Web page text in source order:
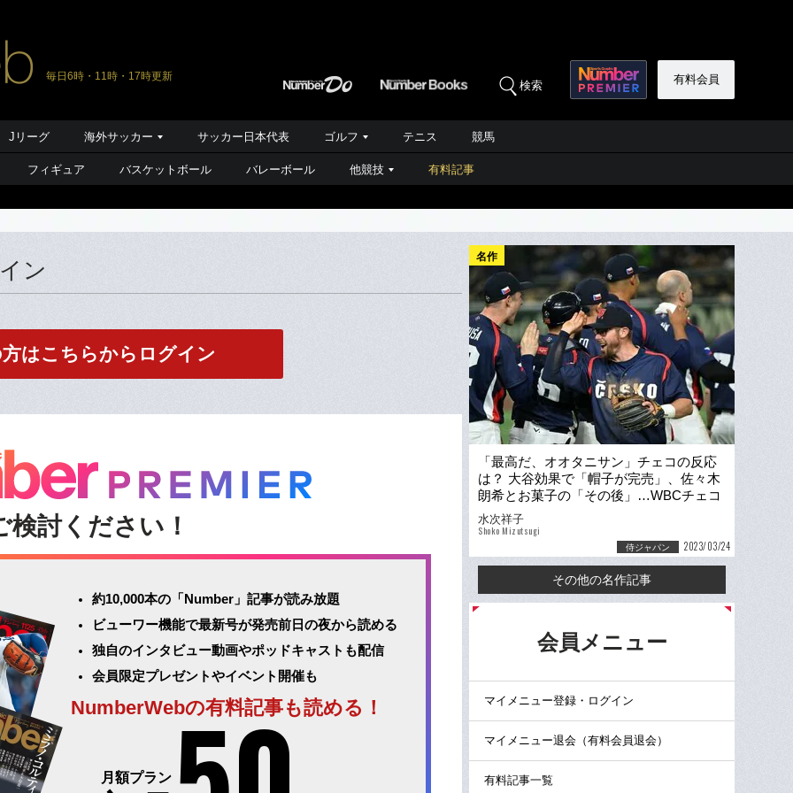
毎日6時・11時・17時更新
検索 有料会員
Jリーグ 海外サッカー サッカー日本代表 ゴルフ テニス 競馬
フィギュア バスケットボール バレーボール 他競技 有料記事
ン
はこちらからログイン
検討ください！
約10,000本の「Number」記事が読み放題
ビューワー機能で最新号が発売前日の夜から読める
独自のインタビュー動画やポッドキャストも配信
会員限定プレゼントやイベント開催も
NumberWebの有料記事も読める！
月額プラン
名作
「最高だ、オオタニサン」チェコの反応
は？ 大谷効果で「帽子が完売」、佐々木
朗希とお菓子の「その後」…WBCチェコ
代表を“やっぱり好きになる”話
水次祥子
Shoko Mizutsugi
侍ジャパン 2023/03/24
その他の名作記事
会員メニュー
マイメニュー登録・ログイン
マイメニュー退会（有料会員退会）
有料記事一覧